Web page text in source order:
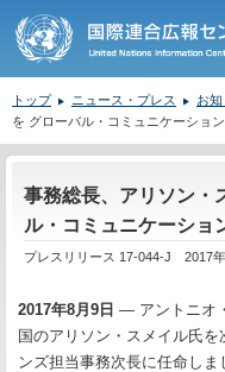
トップ ニュース・プレス お
を グローバル・コミュニケーショ
事務総長、アリソン・
ル・コミュニケーショ
プレスリリース 17-044-J 2017
2017年8月 9 日 ― アントニオ
国のアリソン・スメイル氏
ンズ担当事務次長に任命し